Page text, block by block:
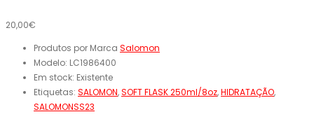
20,00€
Produtos por Marca Salomon
Modelo: LC1986400
Em stock: Existente
Etiquetas: SALOMON,SOFT FLASK 250ml/8oz,HIDRATAÇÃO,
SALOMONSS23